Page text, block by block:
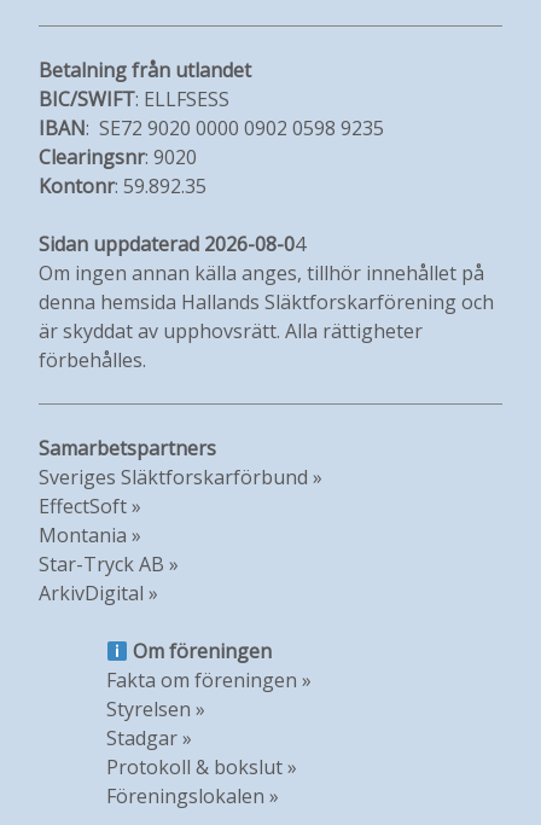
Betalning från utlandet
BIC/SWIFT: ELLFSESS
IBAN: SE72 9020 0000 0902 0598 9235
Clearingsnr: 9020
Kontonr: 59.892.35
Sidan uppdaterad 2026-08-04
Om ingen annan källa anges, tillhör innehållet på
denna hemsida Hallands Släktforskarförening och
är skyddat av upphovsrätt. Alla rättigheter
förbehålles.
Samarbetspartners
Sveriges Släktforskarförbund »
EffectSoft »
Montania »
Star-Tryck AB »
ArkivDigital »
Om föreningen
Fakta om föreningen »
Styrelsen »
Stadgar »
Protokoll & bokslut »
Föreningslokalen »